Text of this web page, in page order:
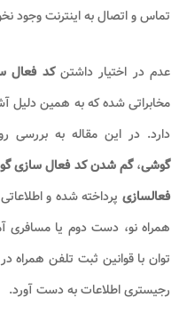
تماس و اتصال به اینترنت وجود
عدم در اختیار داشتنکد فعال
مخابراتی شده که به همین دلیل
دارد. در این مقاله به
گوشی،گم شدن کد فعال سازی
فعالسازی پرداخته شده و
همراه نو، دست دوم یا
توان با قوانین ثبت تلفن
رجیستری اطلاعات به دست آورد.